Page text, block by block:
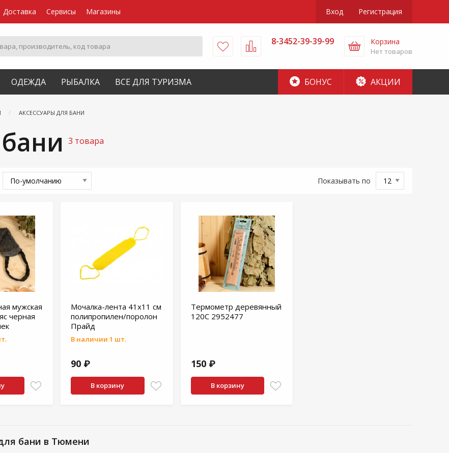
Доставка Сервисы Магазины Вход Регистрация
8-3452-39-39-99 Корзина
Нет товаров
ОДЕЖДА РЫБАЛКА ВСЕ ДЛЯ ТУРИЗМА БОНУС АКЦИИ
АКСЕССУАРЫ ДЛЯ БАНИ
3 товара
Показывать по
мужская
черная
Мочалка-лента 41х11 см
полипропилен/поролон
Прайд
В наличии 1 шт.
90 ₽
В корзину
Термометр деревянный
120С 2952477
150 ₽
В корзину
бани в Тюмени